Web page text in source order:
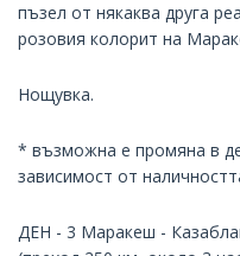
пъзел от някаква друга
розовия колорит на
Нощувка.
* възможна е промяна в
зависимост от
ДЕН - 3 Маракеш -